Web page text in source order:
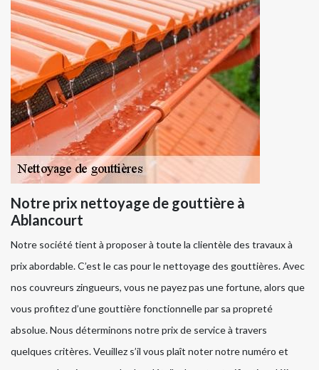
Notre prix nettoyage de gouttière à
Ablancourt
Notre société tient à proposer à toute la clientèle des travaux à
prix abordable. C’est le cas pour le nettoyage des gouttières. Avec
nos couvreurs zingueurs, vous ne payez pas une fortune, alors que
vous profitez d’une gouttière fonctionnelle par sa propreté
absolue. Nous déterminons notre prix de service à travers
quelques critères. Veuillez s’il vous plaît noter notre numéro et